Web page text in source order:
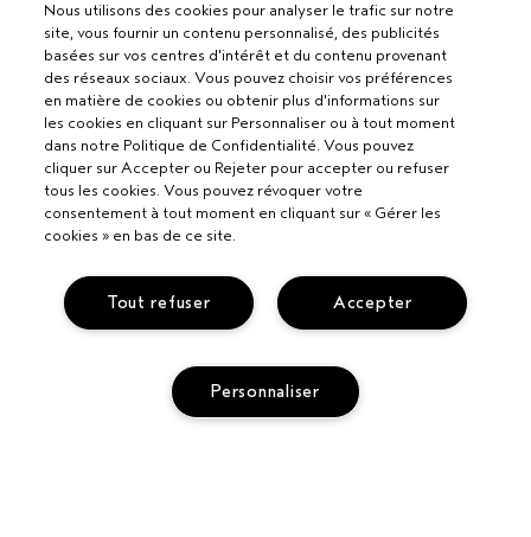
Pour les professionnels
DEVENIR UN SALON AVEDA
Nous utilisons des cookies pour analyser le trafic sur notre
site, vous fournir un contenu personnalisé, des publicités
basées sur vos centres d'intérêt et du contenu provenant
des réseaux sociaux. Vous pouvez choisir vos préférences
en matière de cookies ou obtenir plus d'informations sur
les cookies en cliquant sur Personnaliser ou à tout moment
dans notre Politique de Confidentialité. Vous pouvez
cliquer sur Accepter ou Rejeter pour accepter ou refuser
tous les cookies. Vous pouvez révoquer votre
consentement à tout moment en cliquant sur « Gérer les
cookies » en bas de ce site.
Accepter
Tout refuser
Personnaliser